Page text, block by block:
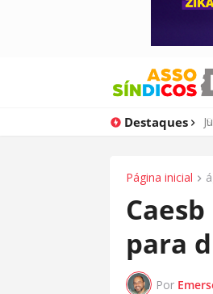
Destaques
Página inicial
para
Por